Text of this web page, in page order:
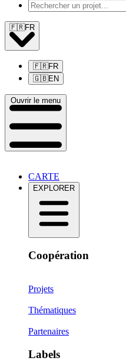
🇫🇷FR
🇫🇷FR
🇬🇧EN
Ouvrir le menu
CARTE
EXPLORER
Coopération
Projets
Thématiques
Partenaires
Labels